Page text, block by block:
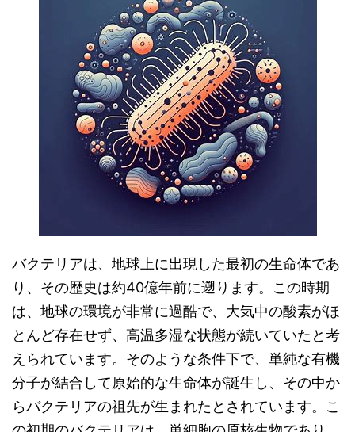
バクテリアは、地球上に出現した最初の生命体であ
り、その歴史は約40億年前に遡ります。この時期
は、地球の環境が非常に過酷で、大気中の酸素がほ
とんど存在せず、高温多湿な状態が続いていたと考
えられています。そのような条件下で、単純な有機
分子が結合して原始的な生命体が誕生し、その中か
らバクテリアの祖先が生まれたとされています。こ